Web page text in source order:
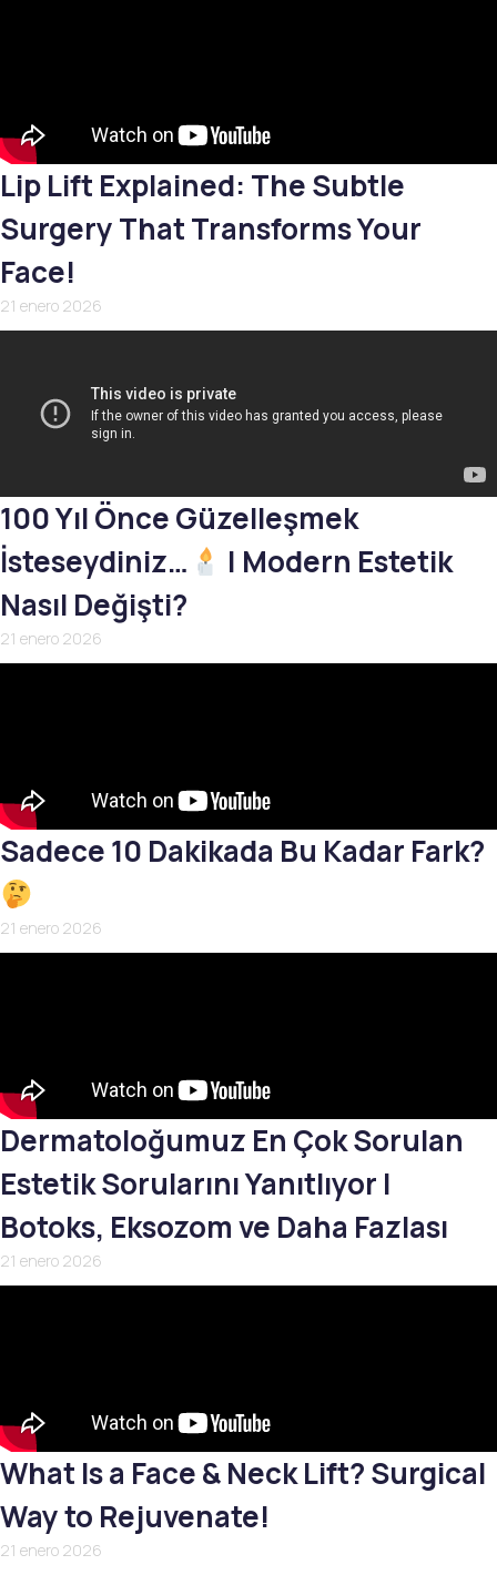
Lip Lift Explained: The Subtle
Surgery That Transforms Your
Face!
21 enero 2026
100 Yıl Önce Güzelleşmek
İsteseydiniz…
| Modern Estetik
Nasıl Değişti?
21 enero 2026
Sadece 10 Dakikada Bu Kadar Fark?
21 enero 2026
Dermatoloğumuz En Çok Sorulan
Estetik Sorularını Yanıtlıyor |
Botoks, Eksozom ve Daha Fazlası
21 enero 2026
What Is a Face & Neck Lift? Surgical
Way to Rejuvenate!
21 enero 2026